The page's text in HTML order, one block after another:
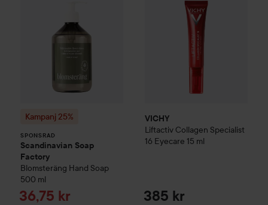
Kampanj 25%
SPONSRAD
Scandinavian Soap
Factory
Blomsteräng Hand Soap
500 ml
Reapris
36,75 kr
VICHY
Liftactiv Collagen Specialist
16 Eyecare 15 ml
385 kr